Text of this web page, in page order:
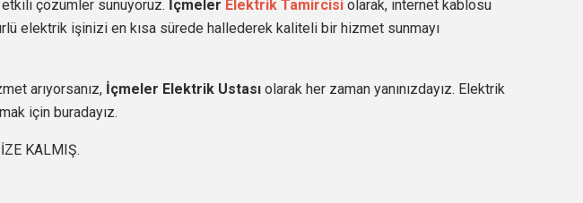
etkili çözümler sunuyoruz. İçmeler Elektrik Tamircisi olarak, internet kablosu
elektrik işinizi en kısa sürede hallederek kaliteli bir hizmet sunmayı
arıyorsanız, İçmeler Elektrik Ustası olarak her zaman yanınızdayız. Elektrik
için buradayız.
KALMIŞ.